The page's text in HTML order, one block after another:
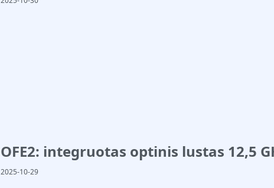
OFE2: integruotas optinis lustas 12,5
2025-10-29